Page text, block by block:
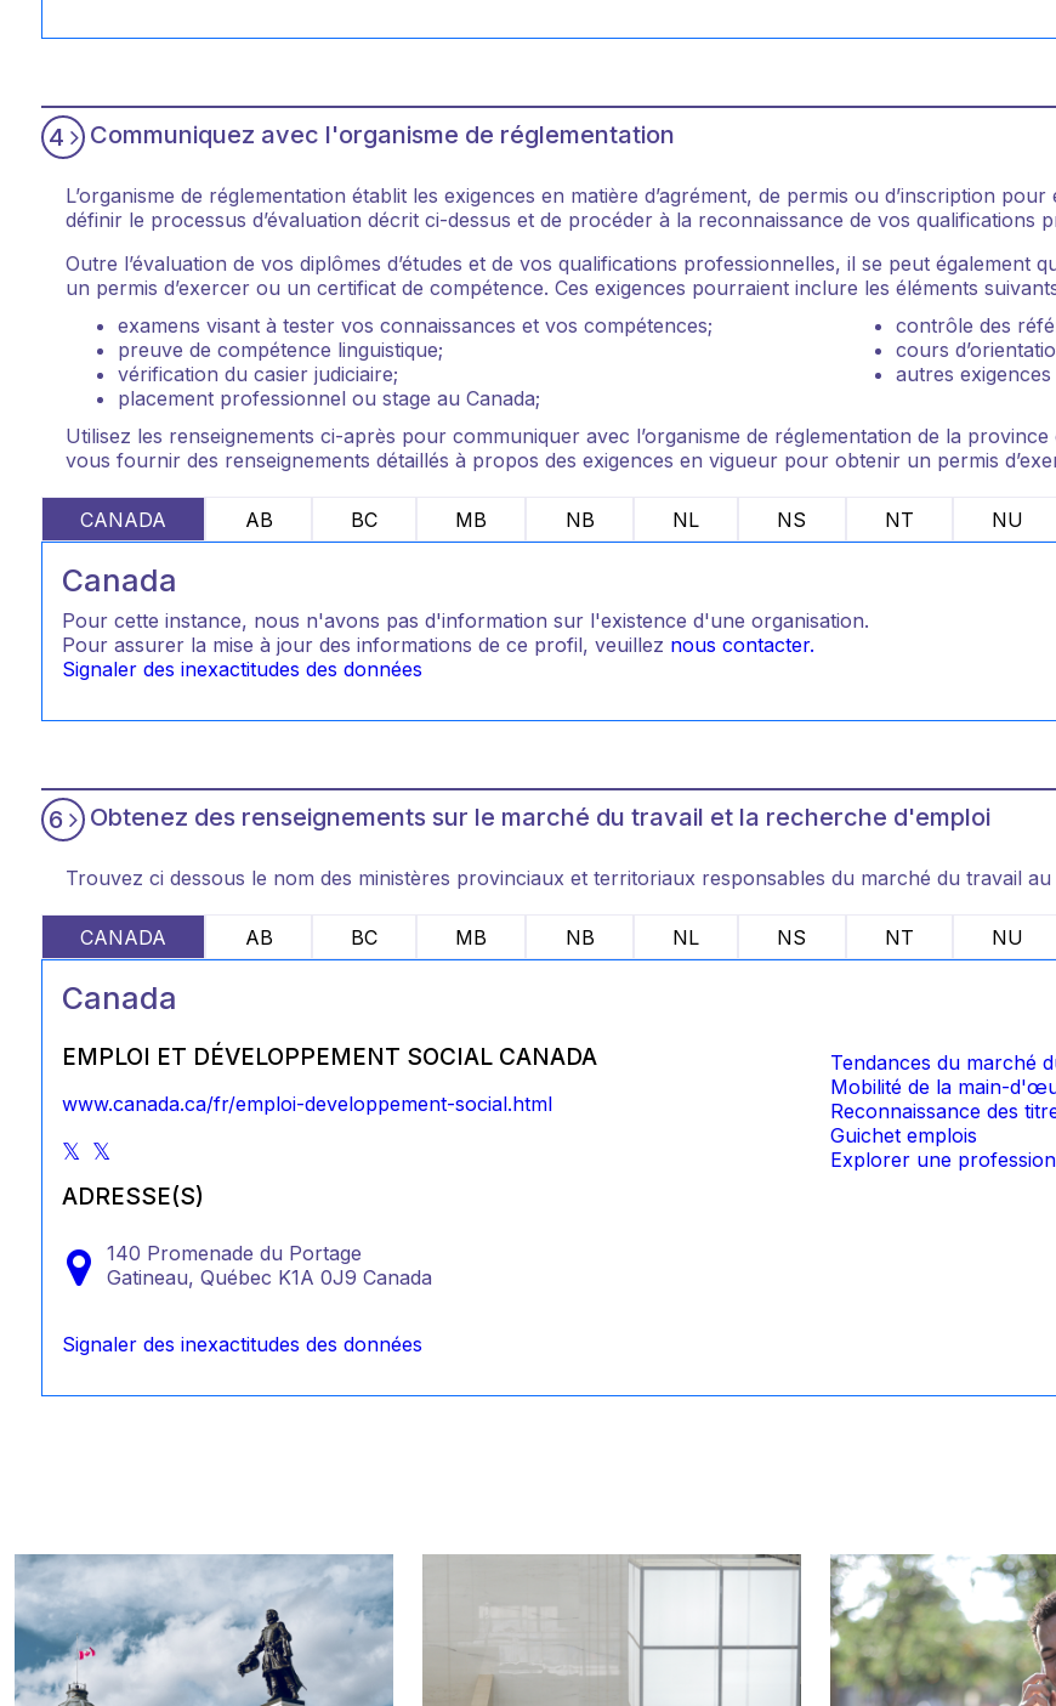
4 Communiquez avec l'organisme de réglementation
L’organisme de réglementation établit les exigences en matière d’agrément, de permis ou d’inscription
définir le processus d’évaluation décrit ci-dessus et de procéder à la reconnaissance de vos qualifications
Outre l’évaluation de vos diplômes d’études et de vos qualifications professionnelles, il se peut également
un permis d’exercer ou un certificat de compétence. Ces exigences pourraient inclure les éléments
examens visant à tester vos connaissances et vos compétences;
preuve de compétence linguistique;
vérification du casier judiciaire;
placement professionnel ou stage au Canada;
contrôle des
cours
autres
Utilisez les renseignements ci-après pour communiquer avec l’organisme de réglementation de la
vous fournir des renseignements détaillés à propos des exigences en vigueur pour obtenir un permis
CANADA AB BC MB NB NL NS NT NU
Canada
Pour cette instance, nous n'avons pas d'information sur l'existence d'une organisation.
Pour assurer la mise à jour des informations de ce profil, veuillez nous contacter.
Signaler des inexactitudes des données
6 Obtenez des renseignements sur le marché du travail et la recherche d'emploi
Trouvez ci dessous le nom des ministères provinciaux et territoriaux responsables du marché du travail au
CANADA AB BC MB NB NL NS NT NU
Canada
EMPLOI ET DÉVELOPPEMENT SOCIAL CANADA
www.canada.ca/fr/emploi-developpement-social.html
ADRESSE(S)
140 Promenade du Portage
Gatineau, Québec K1A 0J9 Canada
Tendances du marché
Mobilité de la main-
Reconnaissance des
Guichet emplois
Explorer une profession
Signaler des inexactitudes des données